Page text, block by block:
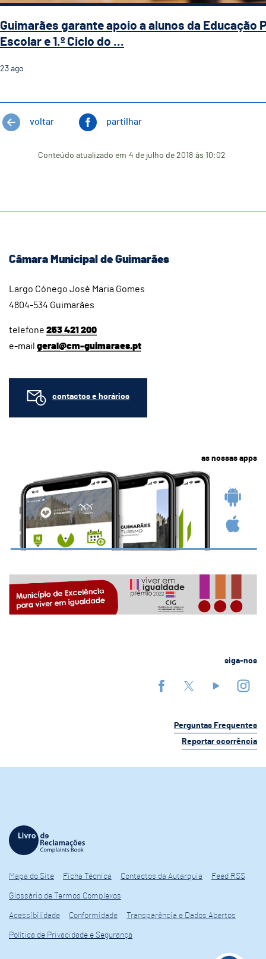
Guimarães garante apoio a alunos da Educação
Escolar e 1.º Ciclo do ...
23 ago
voltar partilhar
Conteúdo atualizado em 4 de julho de 2018 às 10:02
Câmara Municipal de Guimarães
Largo Cónego José Maria Gomes
4804-534 Guimarães
telefone 253 421 200
e-mail geral@cm-guimaraes.pt
contactos e horários
as nossas apps
siga-nos
Perguntas Frequentes
Reportar ocorrência
Mapa do Site Ficha Técnica Contactos da Autarquia Feed RSS
Glossário de Termos Complexos
Acessibilidade Conformidade Transparência e Dados Abertos
Política de Privacidade e Segurança